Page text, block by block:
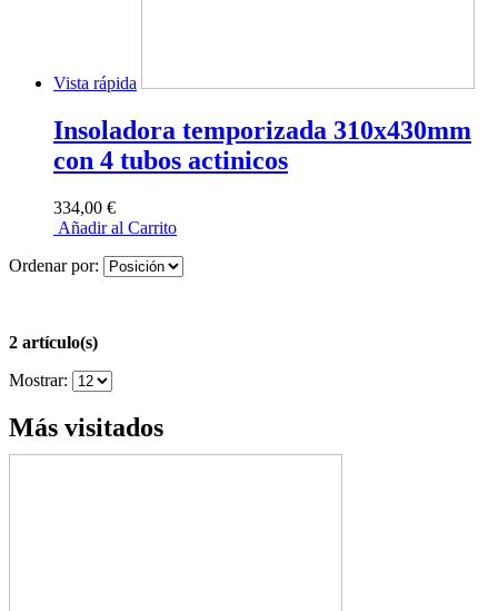
Vista rápida
Insoladora temporizada 310x430mm
con 4 tubos actinicos
334,00 €
Añadir al Carrito
Ordenar por:
2 artículo(s)
Mostrar:
Más visitados